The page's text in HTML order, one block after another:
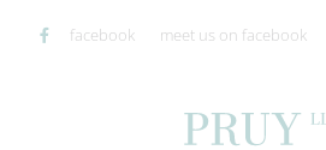
facebook meet us on facebook